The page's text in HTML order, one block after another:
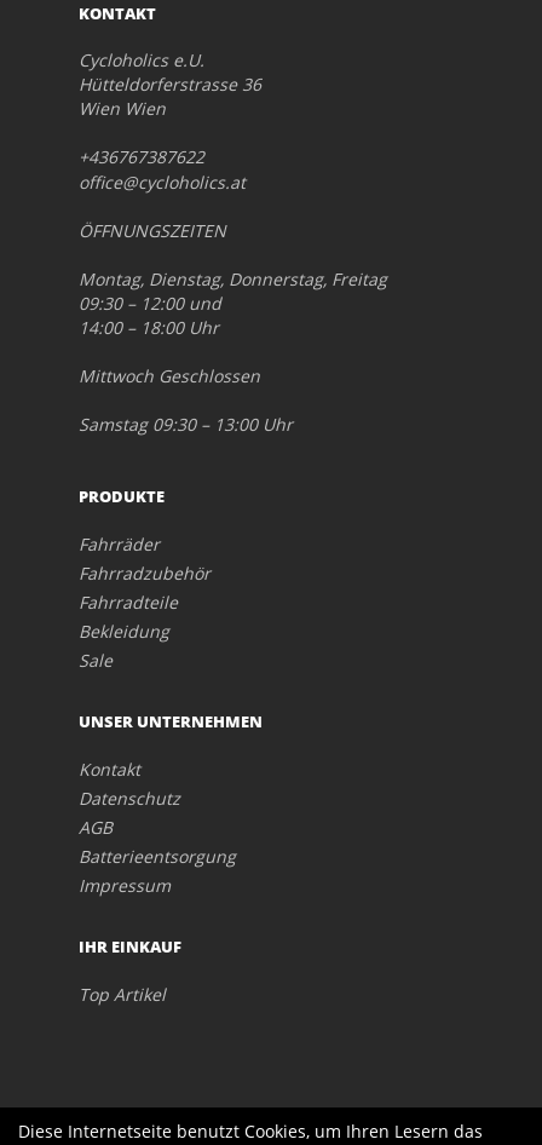
KONTAKT
Cycloholics e.U.
Hütteldorferstrasse 36
Wien Wien
+436767387622
office@cycloholics.at
ÖFFNUNGSZEITEN
Montag, Dienstag, Donnerstag, Freitag
09:30 – 12:00 und
14:00 – 18:00 Uhr
Mittwoch Geschlossen
Samstag 09:30 – 13:00 Uhr
PRODUKTE
Fahrräder
Fahrradzubehör
Fahrradteile
Bekleidung
Sale
UNSER UNTERNEHMEN
Kontakt
Datenschutz
AGB
Batterieentsorgung
Impressum
IHR EINKAUF
Top Artikel
Diese Internetseite benutzt Cookies, um Ihren Lesern das